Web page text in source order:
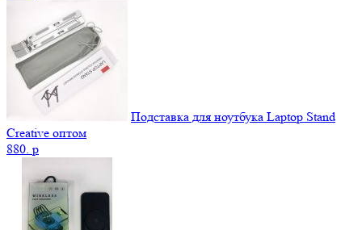
Подставка для ноутбука Laptop Stand
Creative оптом
880. p